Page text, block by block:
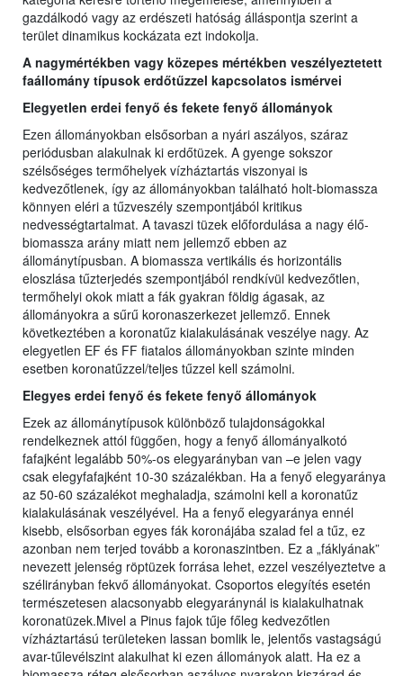
gazdálkodó vagy az erdészeti hatóság álláspontja szerint a
terület dinamikus kockázata ezt indokolja.
A nagymértékben vagy közepes mértékben veszélyeztetett
faállomány típusok erdőtűzzel kapcsolatos ismérvei
Elegyetlen erdei fenyő és fekete fenyő állományok
Ezen állományokban elsősorban a nyári aszályos, száraz
periódusban alakulnak ki erdőtüzek. A gyenge sokszor
szélsőséges termőhelyek vízháztartás viszonyai is
kedvezőtlenek, így az állományokban található holt-biomassza
könnyen eléri a tűzveszély szempontjából kritikus
nedvességtartalmat. A tavaszi tüzek előfordulása a nagy élő-
biomassza arány miatt nem jellemző ebben az
állománytípusban. A biomassza vertikális és horizontális
eloszlása tűzterjedés szempontjából rendkívül kedvezőtlen,
termőhelyi okok miatt a fák gyakran földig ágasak, az
állományokra a sűrű koronaszerkezet jellemző. Ennek
következtében a koronatűz kialakulásának veszélye nagy. Az
elegyetlen EF és FF fiatalos állományokban szinte minden
esetben koronatűzzel/teljes tűzzel kell számolni.
Elegyes erdei fenyő és fekete fenyő állományok
Ezek az állománytípusok különböző tulajdonságokkal
rendelkeznek attól függően, hogy a fenyő állományalkotó
fafajként legalább 50%-os elegyarányban van –e jelen vagy
csak elegyfafajként 10-30 százalékban. Ha a fenyő elegyaránya
az 50-60 százalékot meghaladja, számolni kell a koronatűz
kialakulásának veszélyével. Ha a fenyő elegyaránya ennél
kisebb, elsősorban egyes fák koronájába szalad fel a tűz, ez
azonban nem terjed tovább a koronaszintben. Ez a „fáklyának”
nevezett jelenség röptüzek forrása lehet, ezzel veszélyeztetve a
szélirányban fekvő állományokat. Csoportos elegyítés esetén
természetesen alacsonyabb elegyaránynál is kialakulhatnak
koronatüzek.Mivel a Pinus fajok tűje főleg kedvezőtlen
vízháztartású területeken lassan bomlik le, jelentős vastagságú
avar-tűlevélszint alakulhat ki ezen állományok alatt. Ha ez a